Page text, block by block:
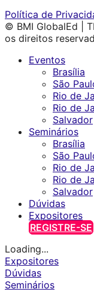
Política de
© BMI GlobalEd |
os direitos
Eventos
Brasília
São
Rio de
Rio de
Salvador
Seminários
Brasília
São
Rio de
Rio de
Salvador
Dúvidas
Expositores
REGISTRE-SE
Loading...
Expositores
Dúvidas
Seminários